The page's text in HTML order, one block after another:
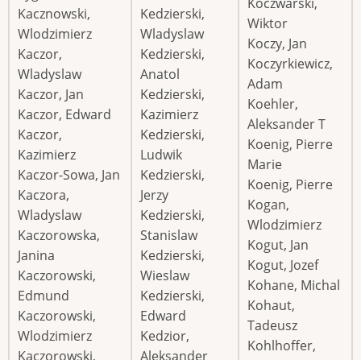
Kacznowski,
Wlodzimierz
Kaczor,
Wladyslaw
Kaczor, Jan
Kaczor, Edward
Kaczor,
Kazimierz
Kaczor-Sowa, Jan
Kaczora,
Wladyslaw
Kaczorowska,
Janina
Kaczorowski,
Edmund
Kaczorowski,
Wlodzimierz
Kaczorowski,
Kedzierski,
Wladyslaw
Kedzierski,
Anatol
Kedzierski,
Kazimierz
Kedzierski,
Ludwik
Kedzierski,
Jerzy
Kedzierski,
Stanislaw
Kedzierski,
Wieslaw
Kedzierski,
Edward
Kedzior,
Aleksander
Wiktor
Koczy, Jan
Koczyrkiewicz,
Adam
Koehler,
Aleksander T
Koenig, Pierre
Marie
Koenig, Pierre
Kogan,
Wlodzimierz
Kogut, Jan
Kogut, Jozef
Kohane, Michal
Kohaut,
Tadeusz
Kohlhoffer,